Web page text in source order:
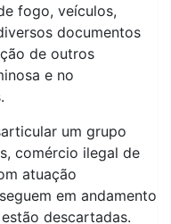
fogo, veículos,
documentos
de outros
e no
um grupo
comércio ilegal de
atuação
em andamento
descartadas.